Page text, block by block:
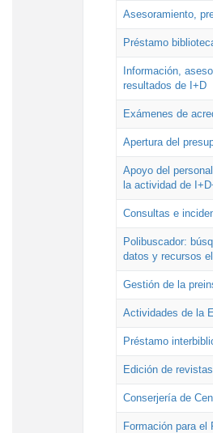
Asesoramiento,
Préstamo
Información,
resultados de I+D
Exámenes de
Apertura del
Apoyo del
la actividad de
Consultas e
Polibuscador:
datos y recursos
Gestión de la
Actividades de la
Préstamo
Edición de
Conserjería de
Formación para